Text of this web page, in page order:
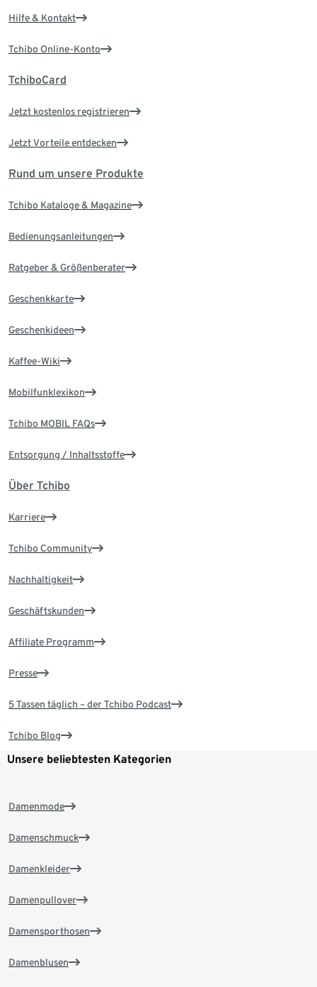
Hilfe & Kontakt
Tchibo Online-Konto
TchiboCard
Jetzt kostenlos registrieren
Jetzt Vorteile entdecken
Rund um unsere Produkte
Tchibo Kataloge & Magazine
Bedienungsanleitungen
Ratgeber & Größenberater
Geschenkkarte
Geschenkideen
Kaffee-Wiki
Mobilfunklexikon
Tchibo MOBIL FAQs
Entsorgung / Inhaltsstoffe
Über Tchibo
Karriere
Tchibo Community
Nachhaltigkeit
Geschäftskunden
Affiliate Programm
Presse
5 Tassen täglich – der Tchibo Podcast
Tchibo Blog
Unsere beliebtesten Kategorien
Damenmode
Damenschmuck
Damenkleider
Damenpullover
Damensporthosen
Damenblusen